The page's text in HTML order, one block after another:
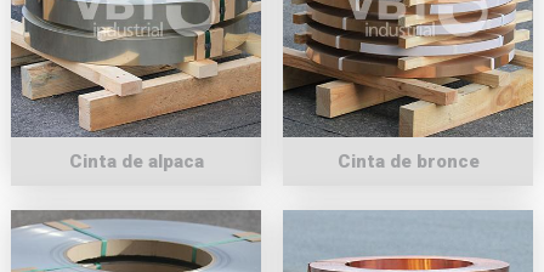
General de Protección de Datos (RGPD) de 27 de abril de 2016
enviando una carta a su responsable de tratamiento: junto con la
fotocopia de su DNI, a VBT INDUSTRIAL S.A. | Av. Laurel 205
Fracc. industrial El Vergel 38110-Celaya Guanajuato - México o a
través de la dirección de correo electrónico info@indexfix.com.
Cinta de alpaca Cinta de bronce